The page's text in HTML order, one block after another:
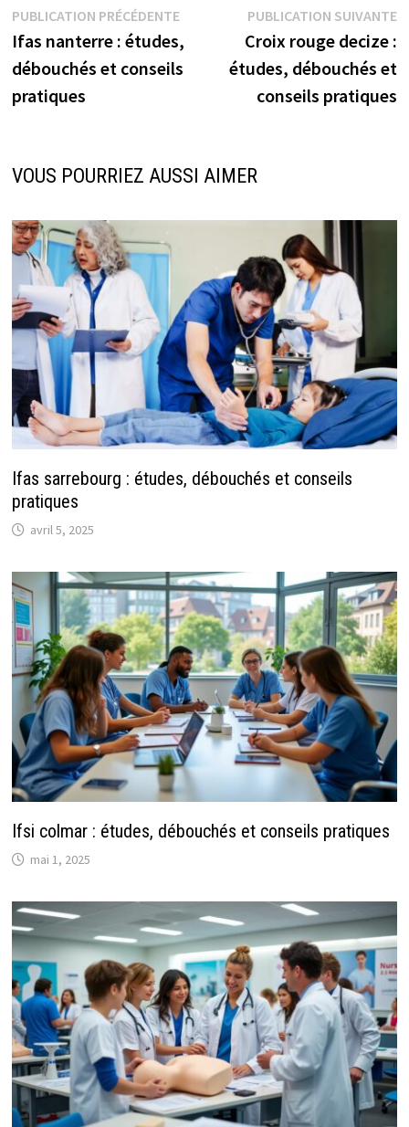
Navigation
de
l’article
PUBLICATION PRÉCÉDENTEPublication
précédente :
Ifas nanterre : études,
débouchés et conseils
pratiques
PUBLICATION SUIVANTE
Croix rouge decize :
études, débouchés et
conseils pratiques
VOUS POURRIEZ AUSSI AIMER
Ifas sarrebourg : études, débouchés et conseils
pratiques
avril 5, 2025
Ifsi colmar : études, débouchés et conseils pratiques
mai 1, 2025